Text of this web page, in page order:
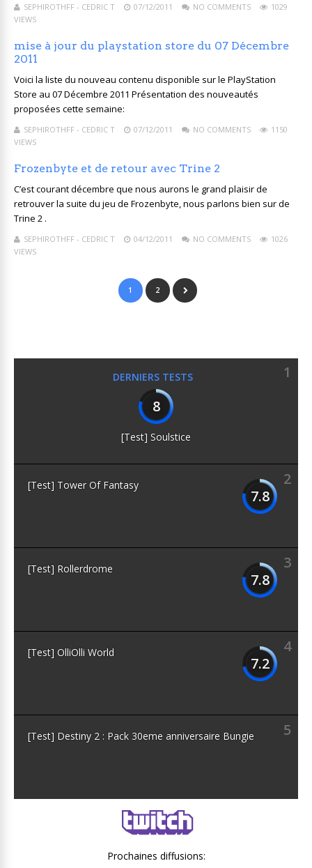
SEPHIROTHFF - CEDRIC T 07/12/2011 NO COMMENTS
1029
VIEWS
mise à jour du playstation store du 07 Décembre
2011
Voici la liste du nouveau contenu disponible sur le PlayStation
Store au 07 Décembre 2011 Présentation des nouveautés
proposées cette semaine:
SEPHIROTHFF - CEDRIC T 07/12/2011 NO COMMENTS
1150
VIEWS
Frozenbyte et de retour avec Trine 2
C’est courant décembre que nous aurons le grand plaisir de
retrouver la suite du jeu de Frozenbyte, nous parlons bien sur de
Trine 2 .
SEPHIROTHFF - CEDRIC T 04/12/2011 NO COMMENTS
1026
VIEWS
1 2
DERNIERS TESTS
1
8
[Test] Soulstice
2
7.8
[Test] Tower Of Fantasy
3
7.8
[Test] Rollerdrome
4
7.2
[Test] OlliOlli World
5
[Test] Destiny 2 : Pack 30eme anniversaire Bungie
Prochaines diffusions: